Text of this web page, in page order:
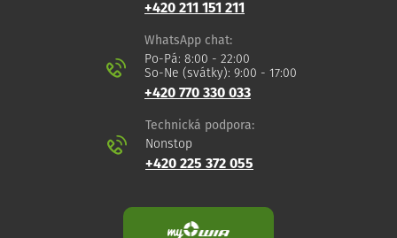
+420 211 151 211
WhatsApp chat:
Po-Pá: 8:00 - 22:00
So-Ne (svátky): 9:00 - 17:00
+420 770 330 033
Technická podpora:
Nonstop
+420 225 372 055